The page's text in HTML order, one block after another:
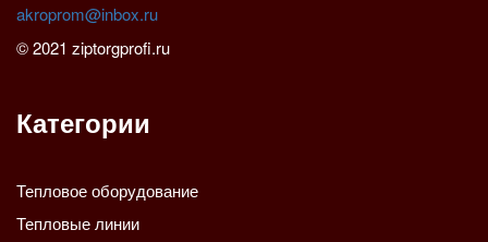
akroprom@inbox.ru
© 2021 ziptorgprofi.ru
Категории
Тепловое оборудование
Тепловые линии